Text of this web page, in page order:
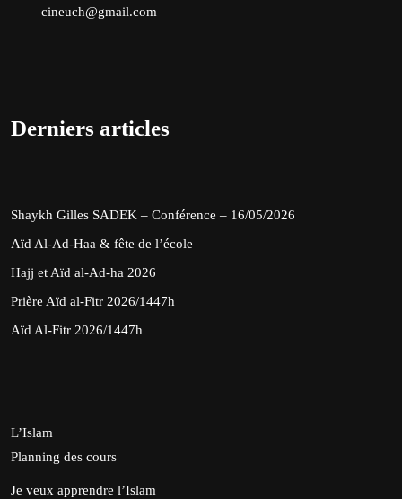
cineuch@gmail.com
Derniers articles
Shaykh Gilles SADEK – Conférence – 16/05/2026
Aïd Al-Ad-Haa & fête de l’école
Hajj et Aïd al-Ad-ha 2026
Prière Aïd al-Fitr 2026/1447h
Aïd Al-Fitr 2026/1447h
L’Islam
Planning des cours
Je veux apprendre l’Islam